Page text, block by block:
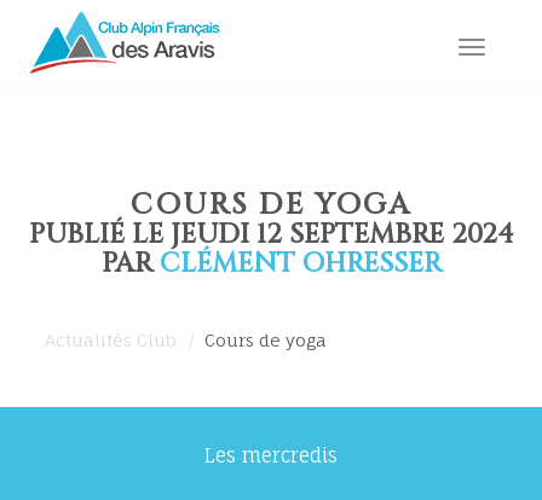
Toggle
COURS DE YOGA
PUBLIÉ LE JEUDI 12 SEPTEMBRE 2024
PARCLÉMENT OHRESSER
Actualités Club Cours de yoga
Les mercredis